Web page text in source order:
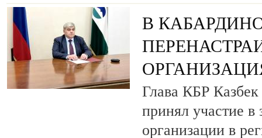
В
Глава КБР
принял участие в
организации в